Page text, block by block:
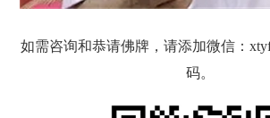
如需咨询和恭请佛牌，请添加微信：
码。